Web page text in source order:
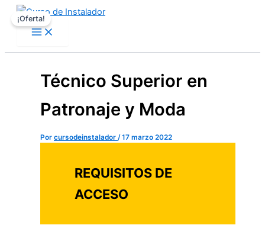
contenido
Técnico Superior en
Patronaje y Moda
Por cursodeinstalador /17 marzo 2022
REQUISITOS DE
ACCESO
¡Oferta!
El